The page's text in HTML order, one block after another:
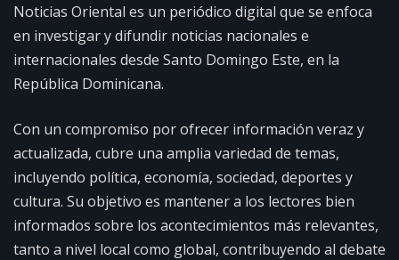
Noticias Oriental es un periódico digital que se enfoca
en investigar y difundir noticias nacionales e
internacionales desde Santo Domingo Este, en la
República Dominicana.
Con un compromiso por ofrecer información veraz y
actualizada, cubre una amplia variedad de temas,
incluyendo política, economía, sociedad, deportes y
cultura. Su objetivo es mantener a los lectores bien
informados sobre los acontecimientos más relevantes,
tanto a nivel local como global, contribuyendo al debate